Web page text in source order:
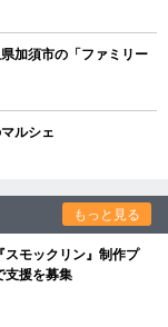
加須市の「ファミリー
ルシェ
もっと見る
スモックリン』制作プ
援を募集